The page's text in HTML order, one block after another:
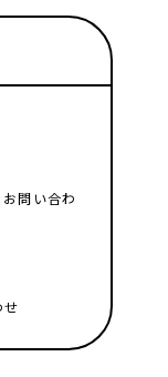
問い合わ
せ